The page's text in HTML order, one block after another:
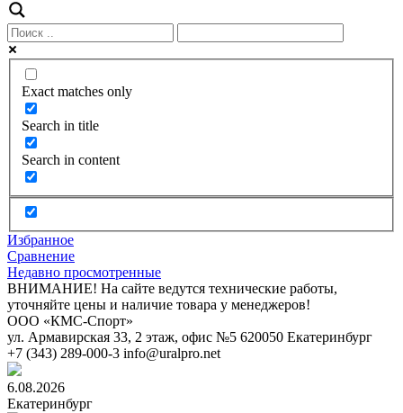
Exact matches only
Search in title
Search in content
Избранное
Сравнение
Недавно просмотренные
ВНИМАНИЕ! На сайте ведутся технические работы,
уточняйте цены и наличие товара у менеджеров!
ООО «КМС-Спорт»
ул. Армавирская 33, 2 этаж, офис №5 620050 Екатеринбург
+7 (343) 289-000-3 info@uralpro.net
6.08.2026
Екатеринбург